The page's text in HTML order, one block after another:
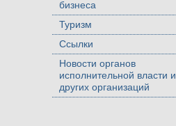
бизнеса
Туризм
Ссылки
Новости органов
исполнительной власти и
других организаций